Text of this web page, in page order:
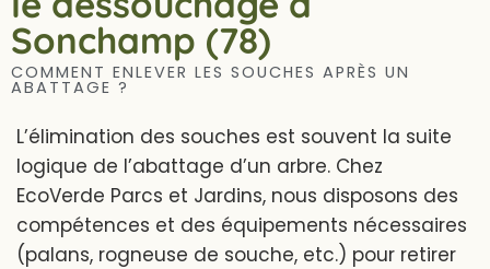
Sonchamp (78)
COMMENT ENLEVER LES SOUCHES APRÈS UN
ABATTAGE ?
L’élimination des souches est souvent la suite
logique de l’abattage d’un arbre. Chez
EcoVerde Parcs et Jardins, nous disposons des
compétences et des équipements nécessaires
(palans, rogneuse de souche, etc.) pour retirer